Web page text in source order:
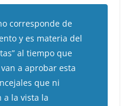
corresponde de
y es materia del
al tiempo que
a aprobar esta
que ni
la vista la